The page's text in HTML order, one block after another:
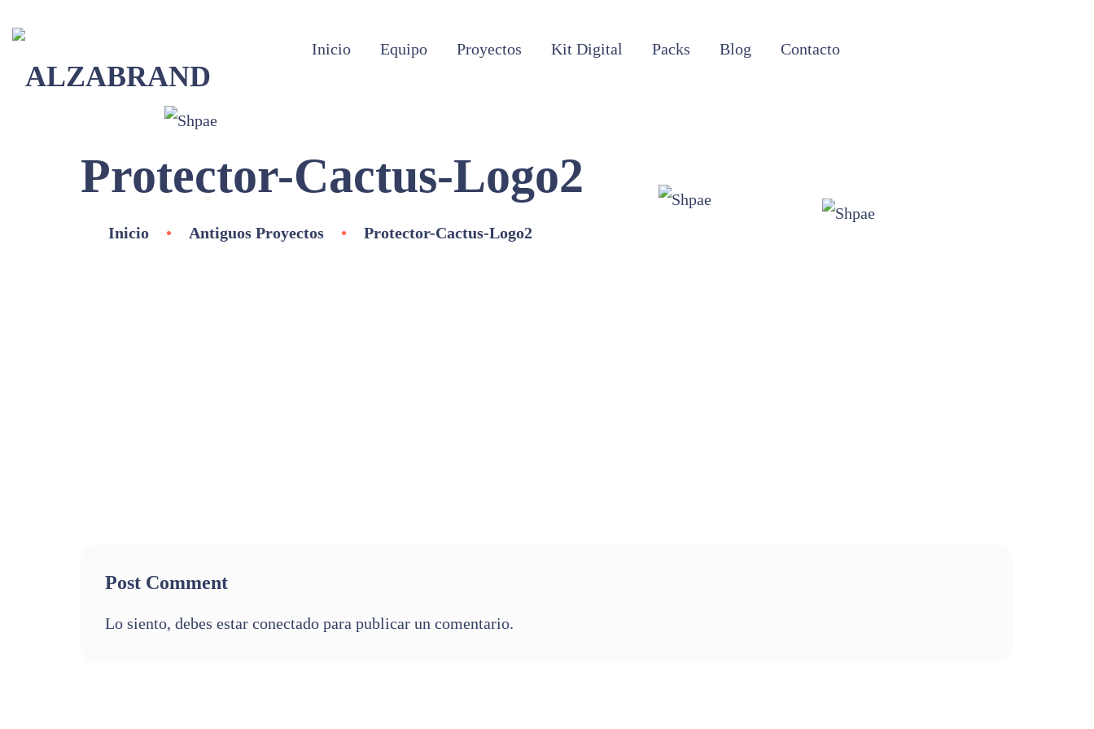
Inicio Equipo Proyectos Kit Digital Packs Blog Contacto
Protector-Cactus-Logo2
Inicio • Antiguos Proyectos • Protector-Cactus-Logo2
Post Comment
Lo siento, debes estar conectado para publicar un comentario.